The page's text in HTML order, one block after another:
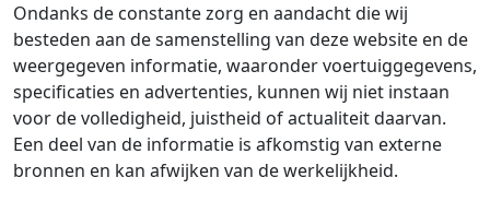
Ondanks de constante zorg en aandacht die wij
besteden aan de samenstelling van deze website en de
weergegeven informatie, waaronder voertuiggegevens,
specificaties en advertenties, kunnen wij niet instaan
voor de volledigheid, juistheid of actualiteit daarvan.
Een deel van de informatie is afkomstig van externe
bronnen en kan afwijken van de werkelijkheid.